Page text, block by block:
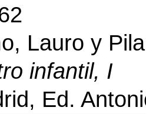
Lauro y
infantil, I
Ed.